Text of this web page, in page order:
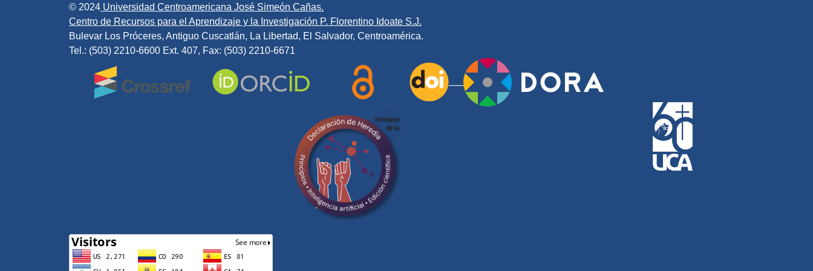
© 2024 Universidad Centroamericana José Simeón Cañas.
Centro de Recursos para el Aprendizaje y la Investigación P. Florentino Idoate S.J.
Bulevar Los Próceres, Antiguo Cuscatlán, La Libertad, El Salvador, Centroamérica.
Tel.: (503) 2210-6600 Ext. 407, Fax: (503) 2210-6671